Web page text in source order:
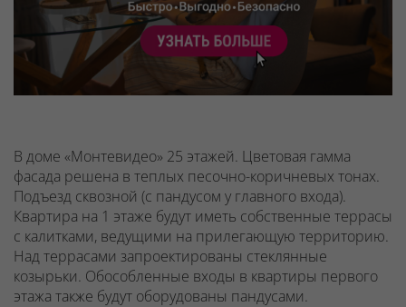
В доме «Монтевидео» 25 этажей. Цветовая гамма
фасада решена в теплых песочно-коричневых тонах.
Подъезд сквозной (с пандусом у главного входа).
Квартира на 1 этаже будут иметь собственные террасы
с калитками, ведущими на прилегающую территорию.
Над террасами запроектированы стеклянные
козырьки. Обособленные входы в квартиры первого
этажа также будут оборудованы пандусами.